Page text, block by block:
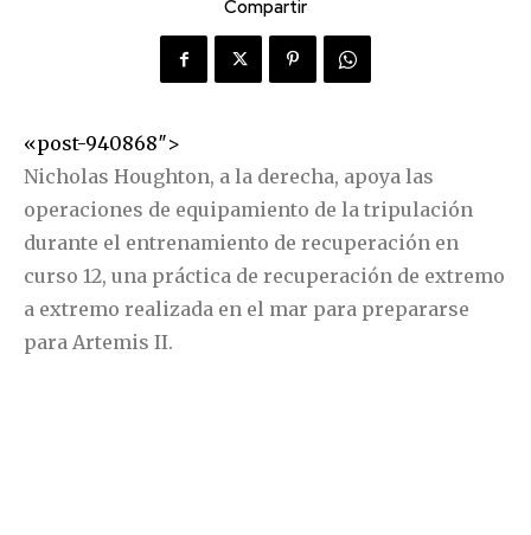
Compartir
«post-940868″>
Nicholas Houghton, a la derecha, apoya las
operaciones de equipamiento de la tripulación
durante el entrenamiento de recuperación en
curso 12, una práctica de recuperación de extremo
a extremo realizada en el mar para prepararse
para Artemis II.